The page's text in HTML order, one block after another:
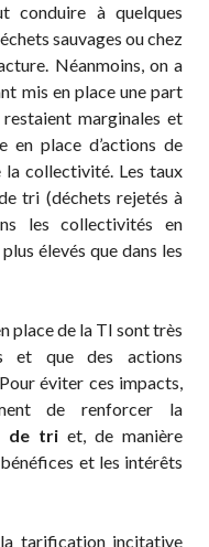
conduire à quelques
sauvages ou chez
Néanmoins, on a
mis en place une part
marginales et
en place d’actions de
collectivité. Les taux
tri (déchets rejetés à
les collectivités en
élevés que dans les
place de la TI sont très
et que des actions
éviter ces impacts,
de renforcer la
de tri et, de manière
et les intérêts
tarification incitative